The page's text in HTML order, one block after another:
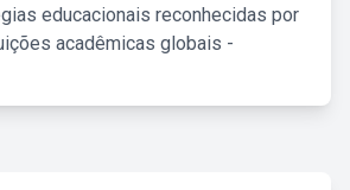
educacionais reconhecidas por
acadêmicas globais -